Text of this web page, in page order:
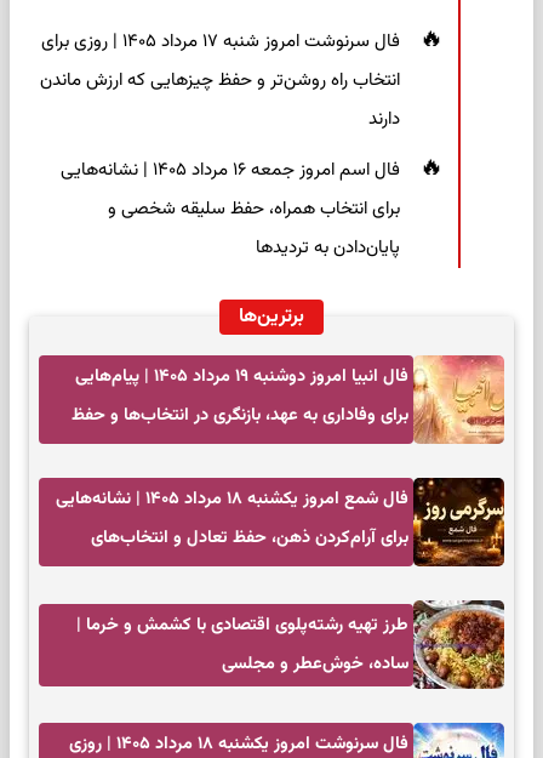
فال سرنوشت امروز شنبه ۱۷ مرداد ۱۴۰۵ | روزی برای
انتخاب راه روشن‌تر و حفظ چیزهایی که ارزش ماندن
دارند
فال اسم امروز جمعه ۱۶ مرداد ۱۴۰۵ | نشانه‌هایی
برای انتخاب همراه، حفظ سلیقه شخصی و
پایان‌دادن به تردیدها
برترین‌ها
فال انبیا امروز دوشنبه ۱۹ مرداد ۱۴۰۵ | پیام‌هایی
برای وفاداری به عهد، بازنگری در انتخاب‌ها و حفظ
فال شمع امروز یکشنبه ۱۸ مرداد ۱۴۰۵ | نشانه‌هایی
برای آرام‌کردن ذهن، حفظ تعادل و انتخاب‌های
طرز تهیه رشته‌پلوی اقتصادی با کشمش و خرما |
ساده، خوش‌عطر و مجلسی
فال سرنوشت امروز یکشنبه ۱۸ مرداد ۱۴۰۵ | روزی